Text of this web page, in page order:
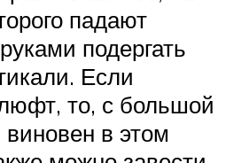
падают
подергать
Если
то, с большой
в этом